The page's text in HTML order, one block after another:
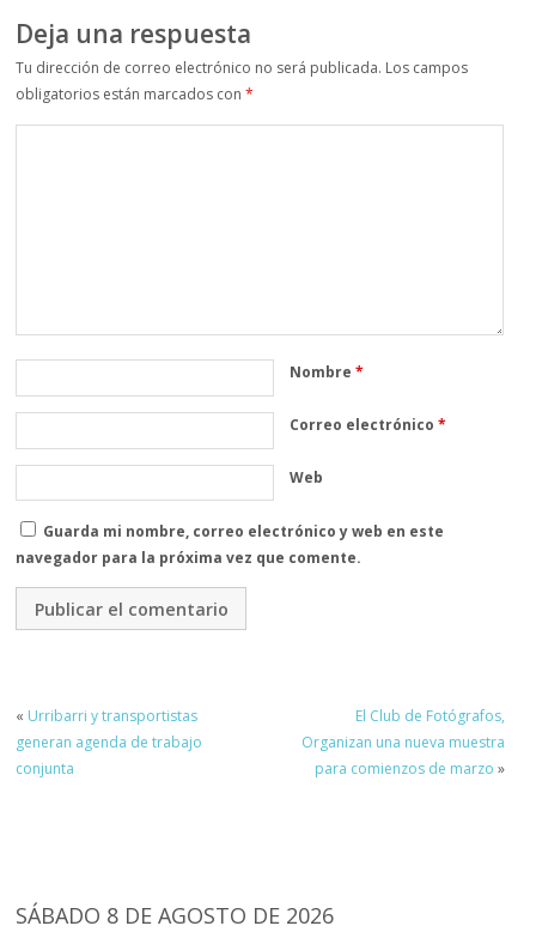
Deja una respuesta
Tu dirección de correo electrónico no será publicada. Los campos
obligatorios están marcados con*
Nombre*
Correo electrónico*
Web
Guarda mi nombre, correo electrónico y web en este
navegador para la próxima vez que comente.
« Urribarri y transportistas
generan agenda de trabajo
conjunta
El Club de Fotógrafos,
Organizan una nueva muestra
para comienzos de marzo »
SÁBADO 8 DE AGOSTO DE 2026